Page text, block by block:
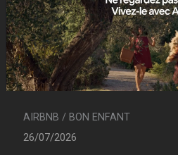
AIRBNB / BON ENFANT
26/07/2026